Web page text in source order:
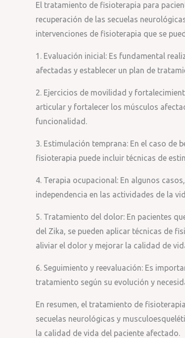
El tratamiento de fisioterapia para
recuperación de las secuelas
intervenciones de fisioterapia que se
1. Evaluación inicial: Es fundamental
afectadas y establecer un plan de
2. Ejercicios de movilidad y
articular y fortalecer los músculos
funcionalidad.
3. Estimulación temprana: En el caso de
fisioterapia puede incluir técnicas de
4. Terapia ocupacional: En algunos
independencia en las actividades de la
5. Tratamiento del dolor: En pacientes
del Zika, se pueden aplicar técnicas de
aliviar el dolor y mejorar la calidad de
6. Seguimiento y reevaluación: Es
tratamiento según su evolución y
En resumen, el tratamiento de
secuelas neurológicas y
la calidad de vida del paciente afectado.